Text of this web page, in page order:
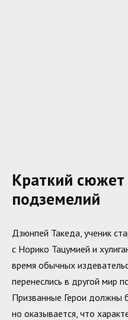
Краткий сюжет
подземелий
Дзюнпей Такеда, ученик
с Норико Тацумией и
время обычных
перенеслись в другой мир
Призванные Герои должны
но оказывается, что